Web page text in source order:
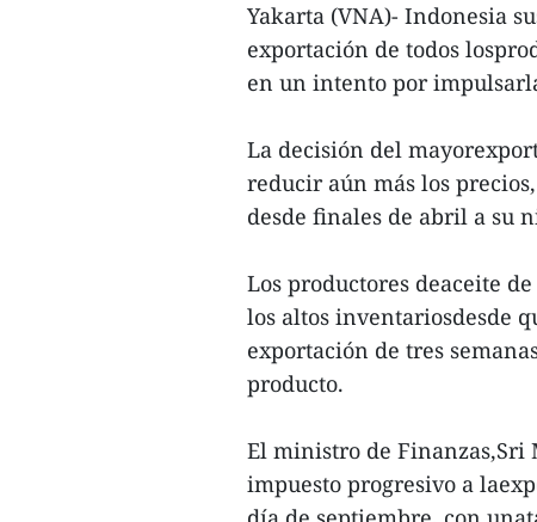
Yakarta (VNA)- Indonesia
exportación de todos
en un intento por
La decisión del
reducir aún más los
desde finales de abril a su
Los productores deaceite
los altos inventariosdesde
exportación de tres
producto.
El ministro de
impuesto progresivo a